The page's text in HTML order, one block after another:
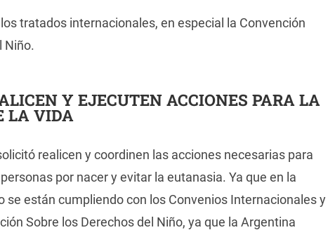
tratados internacionales, en especial la Convención
Niño.
Y EJECUTEN ACCIONES PARA LA
LA VIDA
realicen y coordinen las acciones necesarias para
por nacer y evitar la eutanasia. Ya que en la
se están cumpliendo con los Convenios Internacionales y
Sobre los Derechos del Niño, ya que la Argentina